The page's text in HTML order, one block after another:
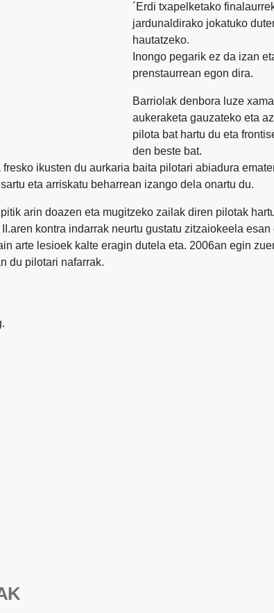
´Erdi txapelketako
jardunaldirako jokatuko
hautatzeko.
Inongo pegarik ez da izan
prenstaurrean egon dira.
Barriolak denbora luze
aukeraketa gauzateko eta
pilota bat hartu du eta
den beste bat.
ikusten du aurkaria baita pilotari abiadura
eta arriskatu beharrean izango dela onartu du.
arin doazen eta mugitzeko zailak diren pilotak
kontra indarrak neurtu gustatu zitzaiokeela esan
arte lesioek kalte eragin dutela eta. 2006an egin
du pilotari nafarrak.